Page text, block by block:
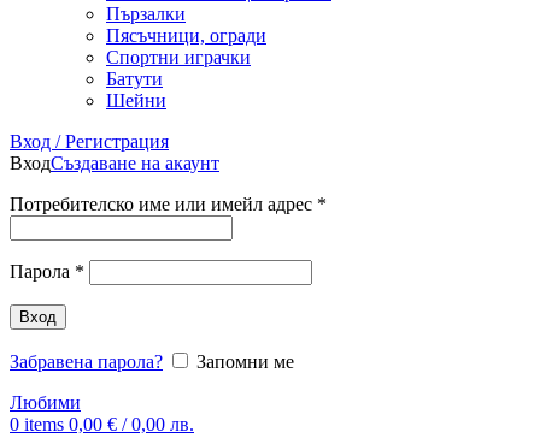
Пързалки
Пясъчници, огради
Спортни играчки
Батути
Шейни
Вход / Регистрация
ВходСъздаване на акаунт
Потребителско име или имейл адрес *
Парола *
Вход
Забравена парола?
Запомни ме
Любими
0 items 0,00 € / 0,00 лв.